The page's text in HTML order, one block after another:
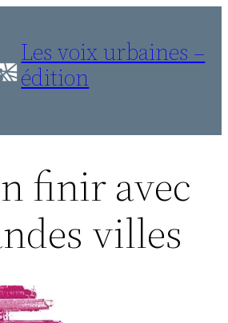
Les voix urbaines –
édition
finir avec
villes